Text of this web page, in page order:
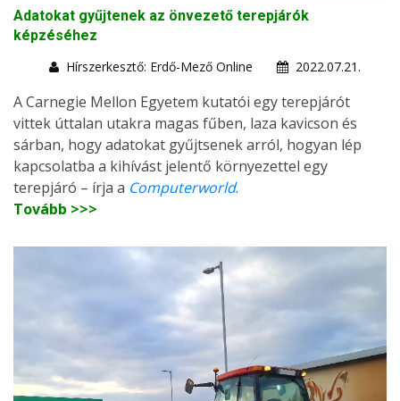
Adatokat gyűjtenek az önvezető terepjárók
képzéséhez
Hírszerkesztő: Erdő-Mező Online
2022.07.21.
A Carnegie Mellon Egyetem kutatói egy terepjárót
vittek úttalan utakra magas fűben, laza kavicson és
sárban, hogy adatokat gyűjtsenek arról, hogyan lép
kapcsolatba a kihívást jelentő környezettel egy
terepjáró – írja a Computerworld.
Tovább >>>